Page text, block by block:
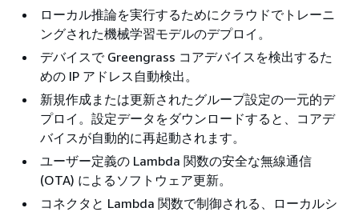
ローカル推論を実行するためにクラウドでトレーニ
ングされた機械学習モデルのデプロイ。
デバイスで Greengrass コアデバイスを検出するた
めの IP アドレス自動検出。
新規作成または更新されたグループ設定の一元的デ
プロイ。設定データをダウンロードすると、コアデ
バイスが自動的に再起動されます。
ユーザー定義の Lambda 関数の安全な無線通信
(OTA) によるソフトウェア更新。
コネクタと Lambda 関数で制御される、ローカルシ